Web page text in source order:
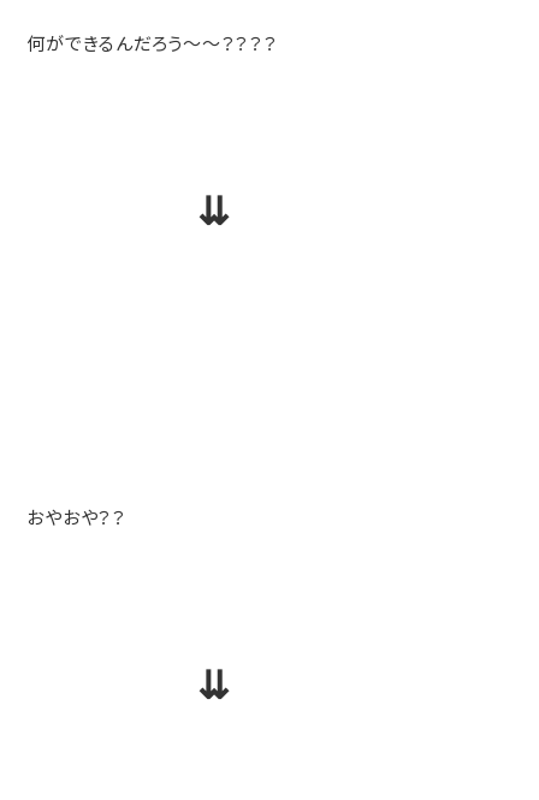
何ができるんだろう～～？？？？
⇊
おやおや？？
⇊